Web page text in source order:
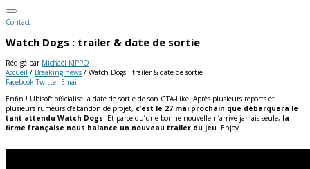
Contact
Watch Dogs : trailer & date de sortie
Rédigé par Michaël KIPPO
Accueil / Breaking news / Watch Dogs : trailer & date de sortie
Facebook Twitter Email
Enfin ! Ubisoft officialise la date de sortie de son GTA-Like. Après plusieurs reports et
plusieurs rumeurs d’abandon de projet, c’est le 27 mai prochain que débarquera le
tant attendu Watch Dogs. Et parce qu’une bonne nouvelle n’arrive jamais seule, la
firme française nous balance un nouveau trailer du jeu. Enjoy.